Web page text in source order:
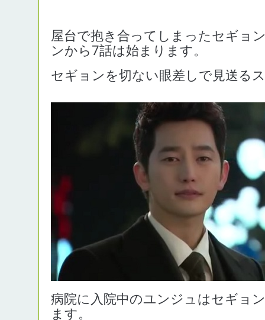
屋台で抱き合ってしまったセギョ
ンから7話は始まります。
セギョンを切ない眼差しで見送る
病院に入院中のユンジュはセギョ
ます。